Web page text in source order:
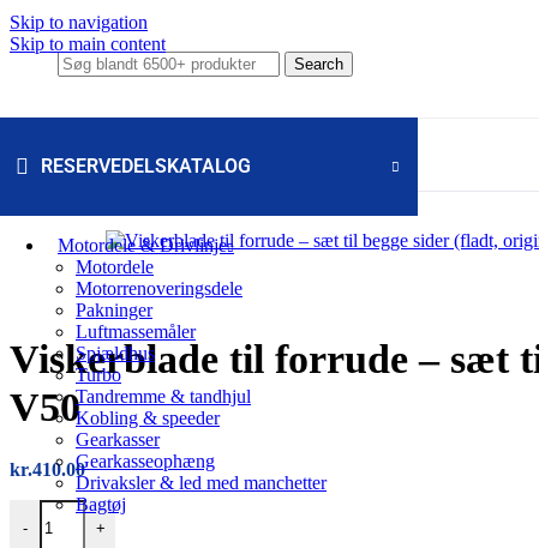
Skip to navigation
Skip to main content
Search
RESERVEDELSKATALOG
Motordele & Drivlinje
Motordele
Motorrenoveringsdele
Pakninger
Luftmassemåler
Spjældhus
Turbo
Tandremme & tandhjul
Kobling & speeder
Gearkasser
Gearkasseophæng
Drivaksler & led med manchetter
Bagtøj
Viskerblade til forrude – sæt
V50
kr.410.00
-
Viskerblade til forrude – sæt til begge sider (fladt, original Volvo),
+